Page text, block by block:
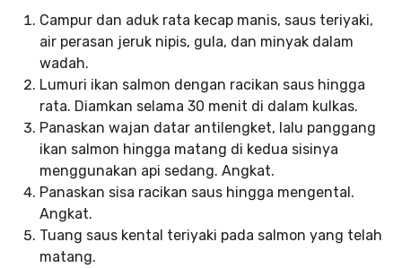
Campur dan aduk rata kecap manis, saus teriyaki,
air perasan jeruk nipis, gula, dan minyak dalam
wadah.
Lumuri ikan salmon dengan racikan saus hingga
rata. Diamkan selama 30 menit di dalam kulkas.
Panaskan wajan datar antilengket, lalu panggang
ikan salmon hingga matang di kedua sisinya
menggunakan api sedang. Angkat.
Panaskan sisa racikan saus hingga mengental.
Angkat.
Tuang saus kental teriyaki pada salmon yang telah
matang.